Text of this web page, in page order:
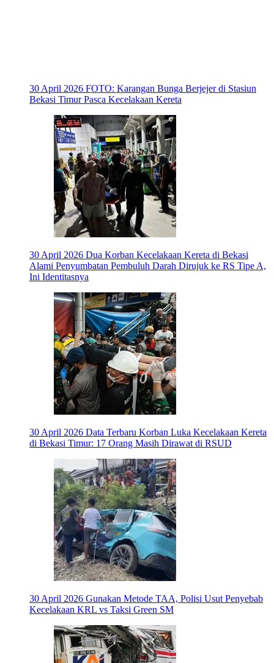
30 April 2026 FOTO: Karangan Bunga Berjejer di Stasiun
Bekasi Timur Pasca Kecelakaan Kereta
30 April 2026 Dua Korban Kecelakaan Kereta di Bekasi
Alami Penyumbatan Pembuluh Darah Dirujuk ke RS Tipe A,
Ini Identitasnya
30 April 2026 Data Terbaru Korban Luka Kecelakaan Kereta
di Bekasi Timur: 17 Orang Masih Dirawat di RSUD
30 April 2026 Gunakan Metode TAA, Polisi Usut Penyebab
Kecelakaan KRL vs Taksi Green SM